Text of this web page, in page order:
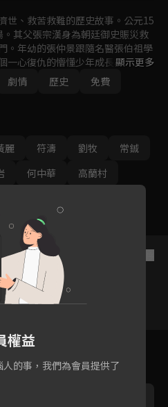
世、救苦救難的歷史故事。公元15
其父張宗漢身為朝廷御史賑災救
。年幼的張仲景跟隨名醫張伯祖學
一心復仇的懵懂少年成長為一個懸
顯示更多
劇情 歷史
免費
麗 符濤 劉牧
常鋮
何中華
高蘭村
25
權益
的事，我們為會員提供了